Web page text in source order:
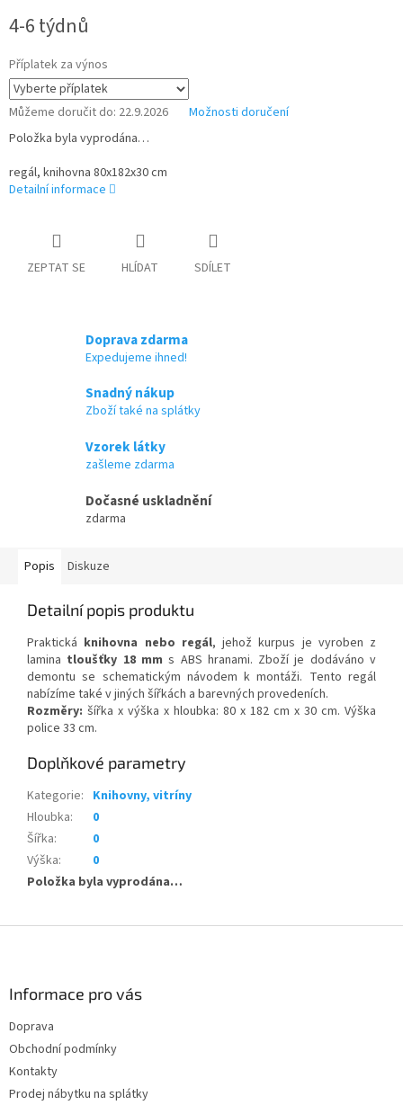
cena:
4-6 týdnů
Příplatek za výnos
Můžeme doručit do: 22.9.2026
Možnosti doručení
Položka byla vyprodána…
regál, knihovna 80x182x30 cm
Detailní informace
ZEPTAT SE HLÍDAT SDÍLET
Doprava zdarma
Expedujeme ihned!
Snadný nákup
Zboží také na splátky
Vzorek látky
zašleme zdarma
Dočasné uskladnění
zdarma
Popis Diskuze
Detailní popis produktu
Praktická knihovna nebo regál, jehož kurpus je vyroben z
lamina tloušťky 18 mms ABS hranami. Zboží je dodáváno v
demontu se schematickým návodem k montáži. Tento regál
nabízíme také v jiných šířkách a barevných provedeních.
Rozměry: šířka x výška x hloubka: 80 x 182 cm x 30 cm. Výška
police 33 cm.
Doplňkové parametry
Kategorie: Knihovny, vitríny
Hloubka:
0
Šířka:
0
Výška:
0
Položka byla vyprodána…
Informace pro vás
Doprava
Obchodní podmínky
Kontakty
Prodej nábytku na splátky